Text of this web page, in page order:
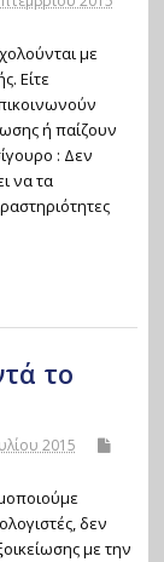
με
Είτε
ή παίζουν
: Δεν
να τα
το
2015
δεν
με την